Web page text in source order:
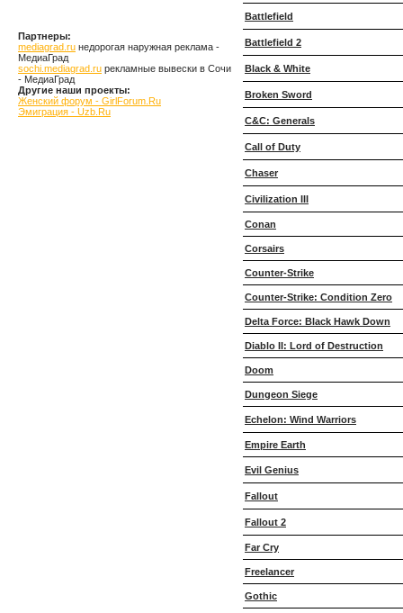
Партнеры:
mediagrad.ru недорогая наружная реклама -
МедиаГрад
sochi.mediagrad.ru рекламные вывески в Сочи
- МедиаГрад
Другие наши проекты:
Женский форум - GirlForum.Ru
Эмиграция - Uzb.Ru
Battlefield
Battlefield 2
Black & White
Broken Sword
C&C: Generals
Call of Duty
Chaser
Civilization III
Conan
Corsairs
Counter-Strike
Counter-Strike: Condition Zero
Delta Force: Black Hawk Down
Diablo II: Lord of Destruction
Doom
Dungeon Siege
Echelon: Wind Warriors
Empire Earth
Evil Genius
Fallout
Fallout 2
Far Cry
Freelancer
Gothic